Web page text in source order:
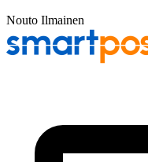
Nouto Ilmainen